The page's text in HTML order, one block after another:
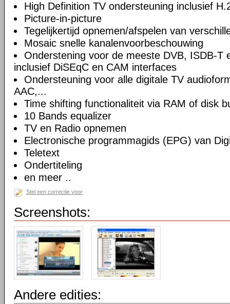
High Definition TV ondersteuning inclusief
Picture-in-picture
Tegelijkertijd opnemen/afspelen van
Mosaic snelle kanalenvoorbeschouwing
Onderstening voor de meeste DVB, ISDB-T
inclusief DiSEqC en CAM interfaces
Ondersteuning voor alle digitale TV
AAC,...
Time shifting functionaliteit via RAM of disk
10 Bands equalizer
TV en Radio opnemen
Electronische programmagids (EPG) van
Teletext
Ondertiteling
en meer ..
Stel een correctie voor
Screenshots:
Andere edities: